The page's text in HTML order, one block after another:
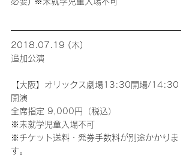
2018.07.19 (木)
追加公演
【大阪】オリックス劇場13:30開場/14:30
開演
全席指定 9,000円（税込）
※未就学児童入場不可
※チケット送料・発券手数料が別途かかりま
す。